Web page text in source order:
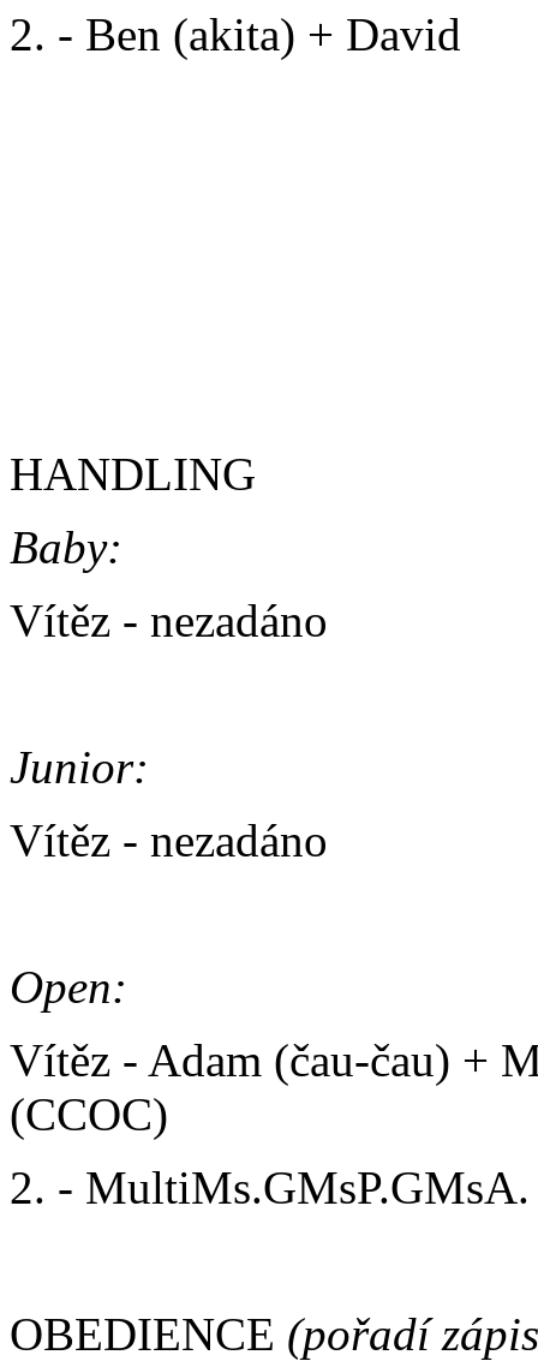
2. - Ben (akita) + David
HANDLING
Baby:
Vítěz - nezadáno
Junior:
Vítěz - nezadáno
Open:
Vítěz - Adam (čau-čau) +
(CCOC)
2. -
OBEDIENCE (pořadí